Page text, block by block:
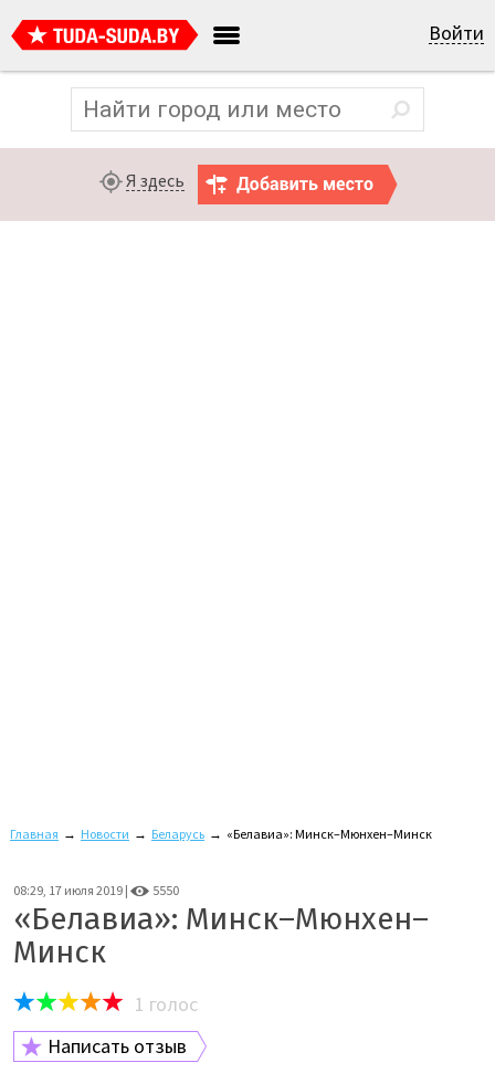
Войти
Я здесь
Главная → Новости → Беларусь → «Белавиа»: Минск–Мюнхен–Минск
08:29, 17 июля 2019 | 5550
«Белавиа»: Минск–Мюнхен–
Минск
1 голос
Написать отзыв